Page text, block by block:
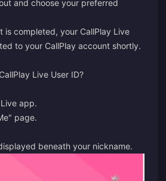
and choose your preferred
is completed, your CallPlay Live
to your CallPlay account shortly.
Live User ID?
app.
page.
beneath your nickname.